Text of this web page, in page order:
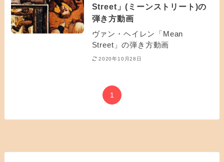
Street」(ミーンストリート)の
弾き方動画
ヴァン・ヘイレン「Mean
Street」の弾き方動画
2020年10月28日
1